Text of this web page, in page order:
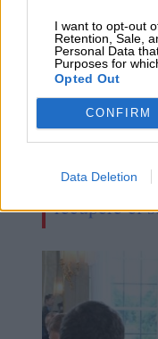
I want to opt-out
Retention, Sale,
Personal Data
Purposes for
Opted Out
CONFIRM
Data Deletion
Esperamos
recupere el